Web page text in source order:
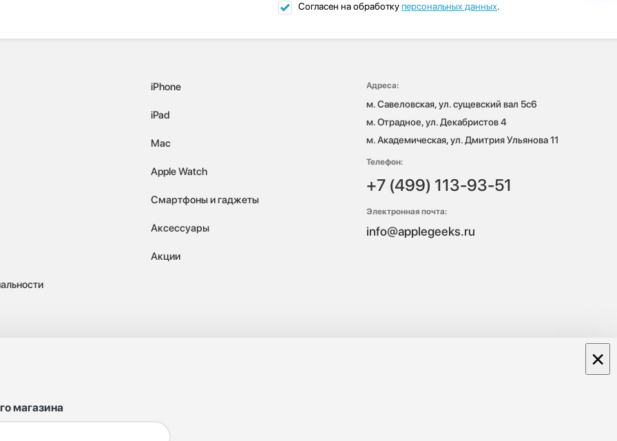
Согласен на обработкуперсональных данных.
iPhone
iPad
Mac
Apple Watch
Смартфоны и гаджеты
Аксессуары
Акции
Адреса:
м. Савеловская, ул. сущевский вал 5с6
м. Отрадное, ул. Декабристов 4
м. Академическая, ул. Дмитрия Ульянова 11
Телефон:
+7 (499) 113-93-51
Электронная почта:
info@applegeeks.ru
×
магазина